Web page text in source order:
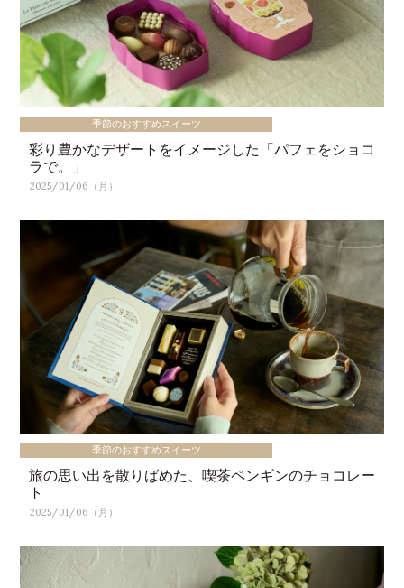
季節のおすすめスイーツ
彩り豊かなデザートをイメージした「パフェをショコ
ラで。」
2025/01/06（月）
季節のおすすめスイーツ
旅の思い出を散りばめた、喫茶ペンギンのチョコレー
ト
2025/01/06（月）